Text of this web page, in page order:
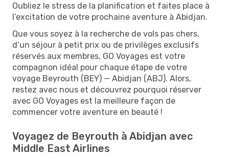
Oubliez le stress de la planification et faites place à
l’excitation de votre prochaine aventure à Abidjan.
Que vous soyez à la recherche de vols pas chers,
d’un séjour à petit prix ou de privilèges exclusifs
réservés aux membres, GO Voyages est votre
compagnon idéal pour chaque étape de votre
voyage Beyrouth (BEY) — Abidjan (ABJ). Alors,
restez avec nous et découvrez pourquoi réserver
avec GO Voyages est la meilleure façon de
commencer votre aventure en beauté !
Voyagez de Beyrouth à Abidjan avec
Middle East Airlines